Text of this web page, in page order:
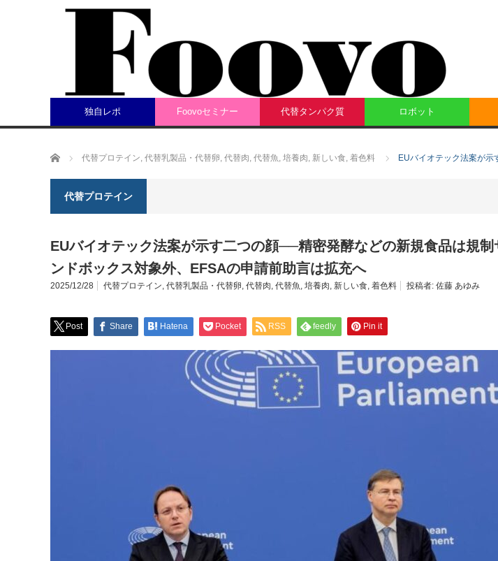
独自レポ Foovoセミナー 代替タンパク質 ロボット
ホーム 代替プロテイン, 代替乳製品・代替卵, 代替肉, 代替魚, 培養肉, 新しい食, 着色料 EUバイオテック法案が
代替プロテイン
EUバイオテック法案が示す二つの顔──精密発酵などの新規食品は規制
ンドボックス対象外、EFSAの申請前助言は拡充へ
2025/12/28 代替プロテイン, 代替乳製品・代替卵, 代替肉, 代替魚, 培養肉, 新しい食, 着色料 投稿者: 佐藤 あゆみ
Post Share Hatena Pocket RSS feedly Pin it